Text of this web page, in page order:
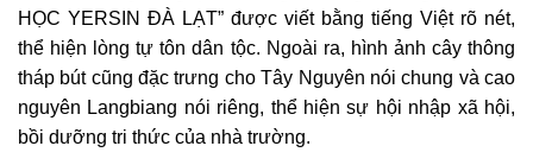
HỌC YERSIN ĐÀ LẠT” được viết bằng tiếng Việt rõ nét,
thể hiện lòng tự tôn dân tộc. Ngoài ra, hình ảnh cây thông
tháp bút cũng đặc trưng cho Tây Nguyên nói chung và cao
nguyên Langbiang nói riêng, thể hiện sự hội nhập xã hội,
bồi dưỡng tri thức của nhà trường.